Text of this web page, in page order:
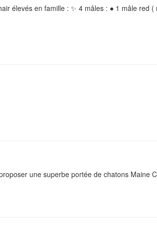
élevés en famille : ✨ 4 mâles : ● 1 mâle red
une superbe portée de chatons Maine